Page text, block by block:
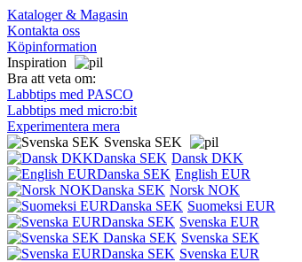
Kataloger & Magasin
Kontakta oss
Köpinformation
Inspiration
Bra att veta om:
Labbtips med PASCO
Labbtips med micro:bit
Experimentera mera
Svenska SEK
Dansk DKK
English EUR
Norsk NOK
Suomeksi EUR
Svenska EUR
Svenska SEK
Svenska EUR